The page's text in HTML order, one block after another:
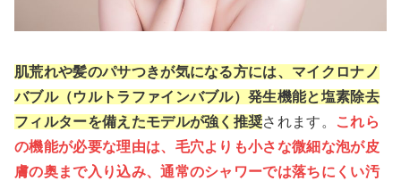
肌荒れや髪のパサつきが気になる方には、マイクロナノ
バブル（ウルトラファインバブル）発生機能と塩素除去
フィルターを備えたモデルが強く推奨されます。
これら
の機能が必要な理由は、毛穴よりも小さな微細な泡が皮
膚の奥まで入り込み、通常のシャワーでは落ちにくい汚